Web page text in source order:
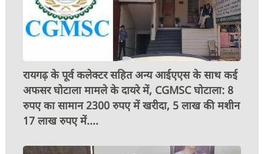
रायगढ़ के पूर्व कलेक्टर सहित अन्य आईएएस के साथ कई
अफसर घोटाला मामले के दायरे में, CGMSC घोटाला: 8
रुपए का सामान 2300 रुपए में खरीदा, 5 लाख की मशीन
17 लाख रुपए में....